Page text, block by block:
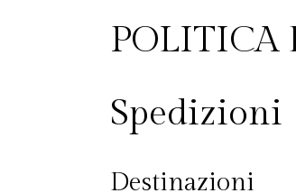
POLITICA
Spedizioni
Destinazioni